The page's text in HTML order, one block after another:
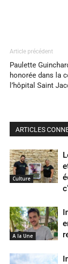
Article précédent
Paulette
honorée dans la
l’hôpital Saint
ARTICLES
Culture
A la Une